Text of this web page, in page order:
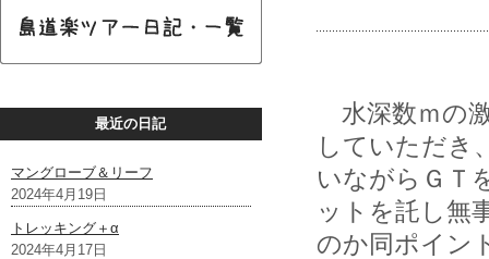
最近の日記
マングローブ＆リーフ
2024年4月19日
トレッキング＋α
2024年4月17日
水深数ｍの
していただき
いながらＧＴ
ットを託し無
のか同ポイン